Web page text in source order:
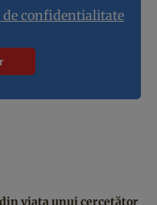
de confidentialitate
viața unui cercetător